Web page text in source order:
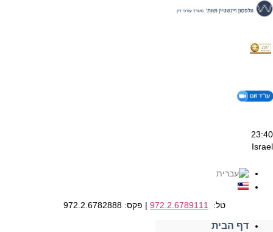
דלג
לתוכן
23:40
Israel
טל: 972.2.6789111 | פקס: 972.2.6782888
דף הבית